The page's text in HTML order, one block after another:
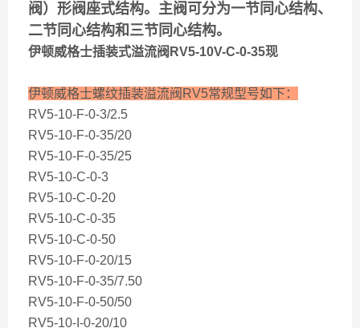
阀）形阀座式结构。主阀可分为一节同心结构、
二节同心结构和三节同心结构。
伊顿威格士插装式溢流阀RV5-10V-C-0-35现
伊顿威格士螺纹插装溢流阀RV5常规型号如下：
RV5-10-F-0-3/2.5
RV5-10-F-0-35/20
RV5-10-F-0-35/25
RV5-10-C-0-3
RV5-10-C-0-20
RV5-10-C-0-35
RV5-10-C-0-50
RV5-10-F-0-20/15
RV5-10-F-0-35/7.50
RV5-10-F-0-50/50
RV5-10-I-0-20/10